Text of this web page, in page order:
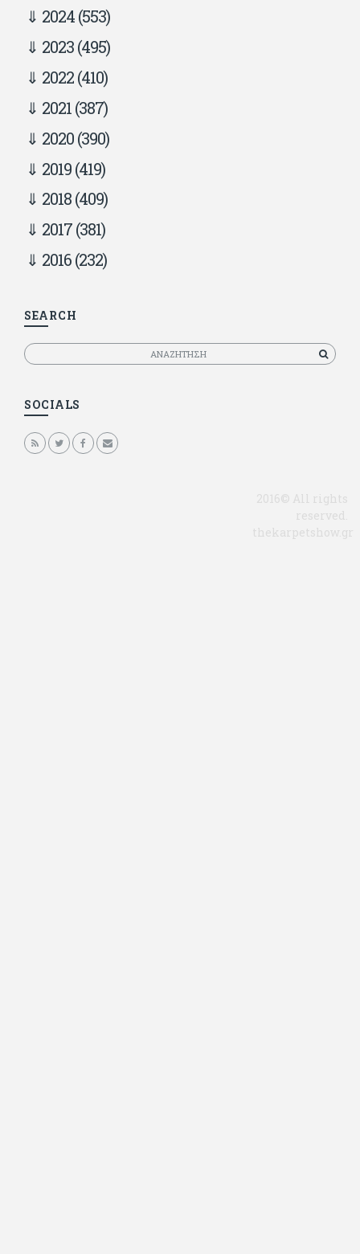
2024(553)
2023(495)
2022(410)
2021(387)
2020(390)
2019(419)
2018(409)
2017(381)
2016(232)
SEARCH
Αναζητηση
SOCIALS